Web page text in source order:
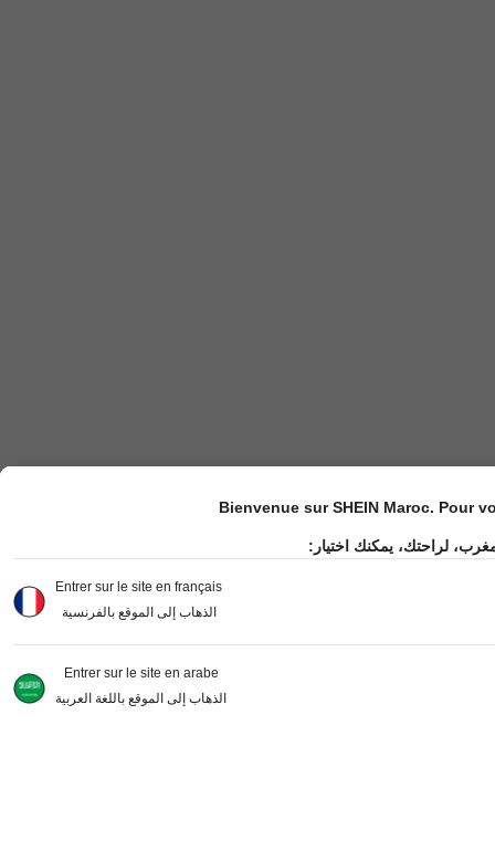
Bienvenue sur SHEIN Maroc. Pour
لراحتك، يمكنك اختيار:
Entrer sur le site en français
الذهاب إلى الموقع بالفرنسية
Entrer sur le site en arabe
الذهاب إلى الموقع باللغة العربية